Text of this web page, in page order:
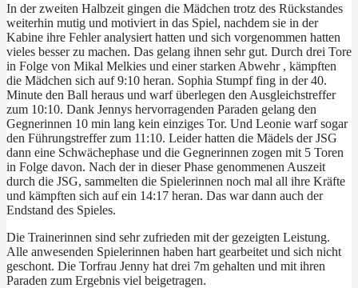
In der zweiten Halbzeit gingen die Mädchen trotz des Rückstandes
weiterhin mutig und motiviert in das Spiel, nachdem sie in der
Kabine ihre Fehler analysiert hatten und sich vorgenommen hatten
vieles besser zu machen. Das gelang ihnen sehr gut. Durch drei Tore
in Folge von Mikal Melkies und einer starken Abwehr , kämpften
die Mädchen sich auf 9:10 heran. Sophia Stumpf fing in der 40.
Minute den Ball heraus und warf überlegen den Ausgleichstreffer
zum 10:10. Dank Jennys hervorragenden Paraden gelang den
Gegnerinnen 10 min lang kein einziges Tor. Und Leonie warf sogar
den Führungstreffer zum 11:10. Leider hatten die Mädels der JSG
dann eine Schwächephase und die Gegnerinnen zogen mit 5 Toren
in Folge davon. Nach der in dieser Phase genommenen Auszeit
durch die JSG, sammelten die Spielerinnen noch mal all ihre Kräfte
und kämpften sich auf ein 14:17 heran. Das war dann auch der
Endstand des Spieles.
Die Trainerinnen sind sehr zufrieden mit der gezeigten Leistung.
Alle anwesenden Spielerinnen haben hart gearbeitet und sich nicht
geschont. Die Torfrau Jenny hat drei 7m gehalten und mit ihren
Paraden zum Ergebnis viel beigetragen.